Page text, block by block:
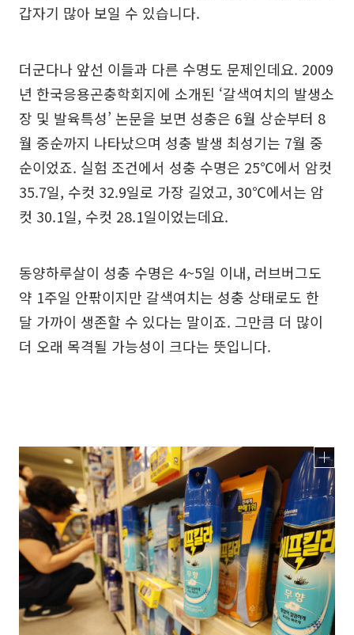
갑자기 많아 보일 수 있습니다.
더군다나 앞선 이들과 다른 수명도 문제인데요. 2009
년 한국응용곤충학회지에 소개된 ‘갈색여치의 발생소
장 및 발육특성’ 논문을 보면 성충은 6월 상순부터 8
월 중순까지 나타났으며 성충 발생 최성기는 7월 중
순이었죠. 실험 조건에서 성충 수명은 25℃에서 암컷
35.7일, 수컷 32.9일로 가장 길었고, 30℃에서는 암
컷 30.1일, 수컷 28.1일이었는데요.
동양하루살이 성충 수명은 4~5일 이내, 러브버그도
약 1주일 안팎이지만 갈색여치는 성충 상태로도 한
달 가까이 생존할 수 있다는 말이죠. 그만큼 더 많이
더 오래 목격될 가능성이 크다는 뜻입니다.